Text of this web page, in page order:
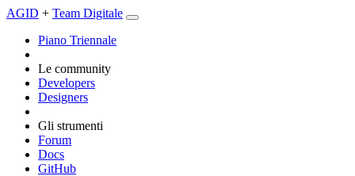
AGID + Team Digitale
Piano Triennale
Le community
Developers
Designers
Gli strumenti
Forum
Docs
GitHub